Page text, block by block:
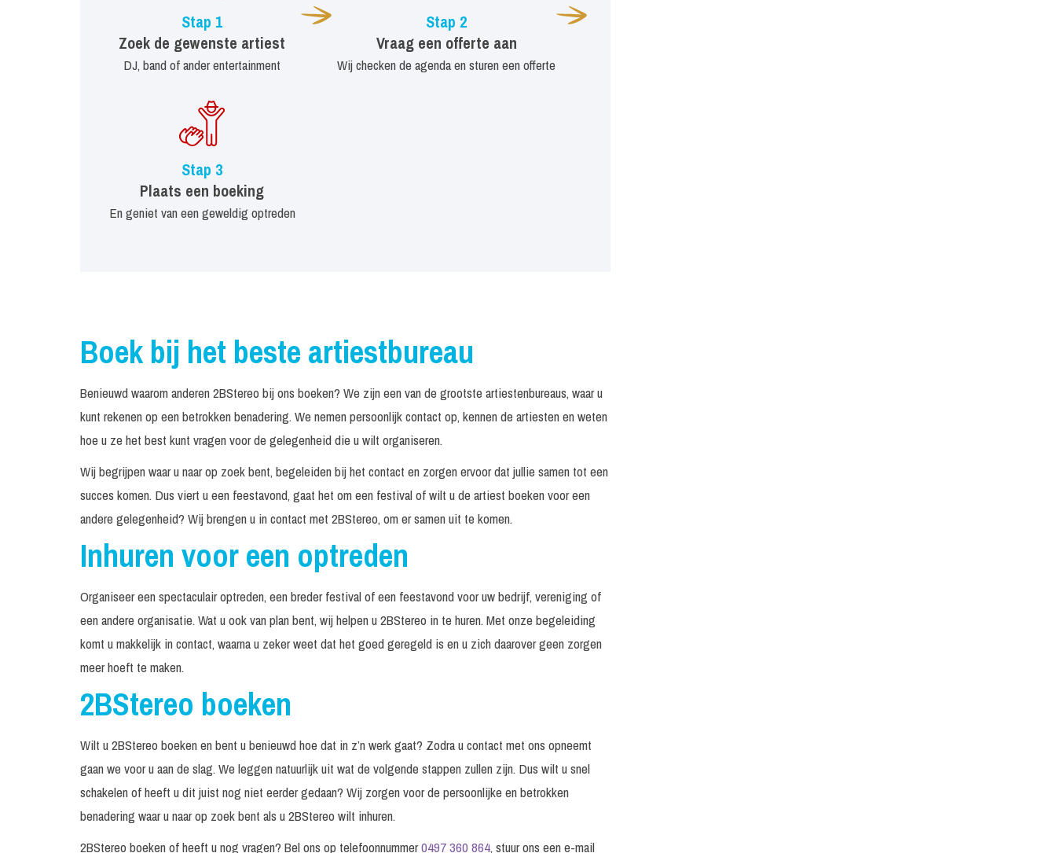
Stap 1
Zoek de gewenste artiest
DJ, band of ander entertainment
Stap 2
Vraag een offerte aan
Wij checken de agenda en sturen een offerte
Stap 3
Plaats een boeking
En geniet van een geweldig optreden
Boek bij het beste artiestbureau
Benieuwd waarom anderen 2BStereo bij ons boeken? We zijn een van de grootste artiestenbureaus, waar u
kunt rekenen op een betrokken benadering. We nemen persoonlijk contact op, kennen de artiesten en weten
hoe u ze het best kunt vragen voor de gelegenheid die u wilt organiseren.
Wij begrijpen waar u naar op zoek bent, begeleiden bij het contact en zorgen ervoor dat jullie samen tot een
succes komen. Dus viert u een feestavond, gaat het om een festival of wilt u de artiest boeken voor een
andere gelegenheid? Wij brengen u in contact met 2BStereo, om er samen uit te komen.
Inhuren voor een optreden
Organiseer een spectaculair optreden, een breder festival of een feestavond voor uw bedrijf, vereniging of
een andere organisatie. Wat u ook van plan bent, wij helpen u 2BStereo in te huren. Met onze begeleiding
komt u makkelijk in contact, waarna u zeker weet dat het goed geregeld is en u zich daarover geen zorgen
meer hoeft te maken.
2BStereo boeken
Wilt u 2BStereo boeken en bent u benieuwd hoe dat in z’n werk gaat? Zodra u contact met ons opneemt
gaan we voor u aan de slag. We leggen natuurlijk uit wat de volgende stappen zullen zijn. Dus wilt u snel
schakelen of heeft u dit juist nog niet eerder gedaan? Wij zorgen voor de persoonlijke en betrokken
benadering waar u naar op zoek bent als u 2BStereo wilt inhuren.
2BStereo boeken of heeft u nog vragen? Bel ons op telefoonnummer0497 360 864, stuur ons een e-mail